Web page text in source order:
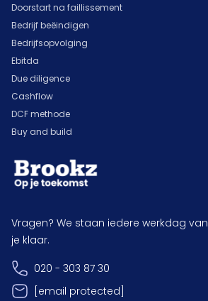
Doorstart na faillissement
Bedrijf beëindigen
Bedrijfsopvolging
Ebitda
Due diligence
Cashflow
DCF methode
Buy and build
Vragen? We staan iedere werkdag van
je klaar.
020 - 303 87 30
[email protected]